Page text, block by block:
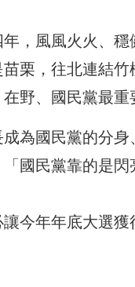
，風風火火、
栗，往北連結
野、國民黨最重
為國民黨的分
國民黨靠的是
今年年底大選獲